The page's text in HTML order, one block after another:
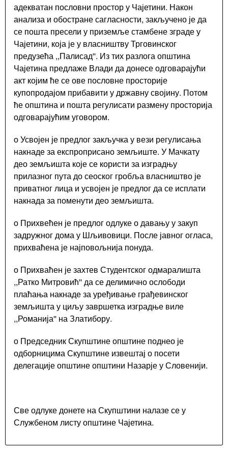
Контакти
Запослени
Општинској
управи
Важни
телефони
Поставите
питање
Претражи
Search
form
Претражи
адекватан пословни простор у Чајетини. Након
анализа и обостране сагласности, закључено је да
се пошта пресели у приземље стамбене зграде у
Чајетини, која је у власништву Трговинског
предузећа ,,Палисад''. Из тих разлога општина
Чајетина предлаже Влади да донесе одговарајући
акт којим ће се ове пословне просторије
купопродајом прибавити у државну својину. Потом
ће општина и пошта регулисати размену просторија
одговарајућим уговором.
о Усвојен је предлог закључка у вези регулисања
накнаде за експроприсано земљиште. У Мачкату
део земљишта које се користи за изградњу
прилазног пута до сеоског гробља власништво је
приватног лица и усвојен је предлог да се исплати
накнада за поменути део земљишта.
о Прихвећен је предлог одлуке о давању у закуп
задружног дома у Шљивовици. После јавног огласа,
прихваћена је најповољнија понуда.
о Прихваћен је захтев Студентског одмаралишта
,,Ратко Митровић'' да се делимично ослободи
плаћања накнаде за уређивање грађевинског
земљишта у циљу завршетка изградње виле
,,Романија'' на Златибору.
о Председник Скупштине општине поднео је
одборницима Скупштине извештај о посети
делегације општине општини Назарје у Словенији.
Све одлуке донете на Скупштини налазе се у
Службеном листу општине Чајетина.